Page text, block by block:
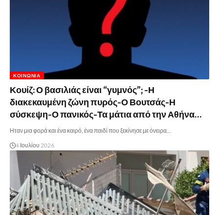
ΚΟΙΝΩΝΊΑ
Κουίζ: Ο βασιλιάς είναι “γυμνός”; -Η
διακεκαυμένη ζώνη πυρός-Ο Βουτσάς-Η
σύσκεψη-Ο πανικός-Τα μάτια από την Αθήνα…
Ηταν μια φορά και ένα καιρό, ένα παιδί που ξεκίνησε με όνειρα…
4 Ιουλίου 2026